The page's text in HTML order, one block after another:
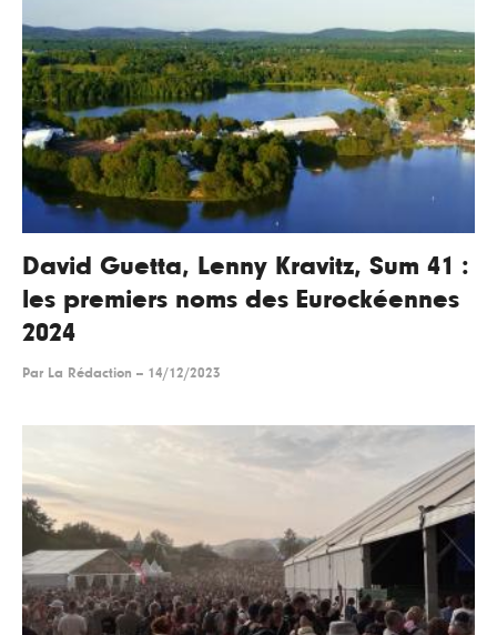
David Guetta, Lenny Kravitz, Sum 41 :
les premiers noms des Eurockéennes
2024
Par La Rédaction -- 14/12/2023